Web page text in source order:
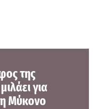
της
για
Μύκονο